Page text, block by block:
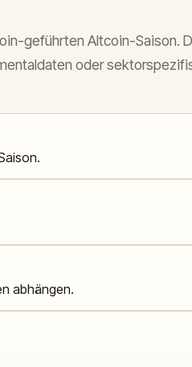
geführten Altcoin-
oder
abhängen.